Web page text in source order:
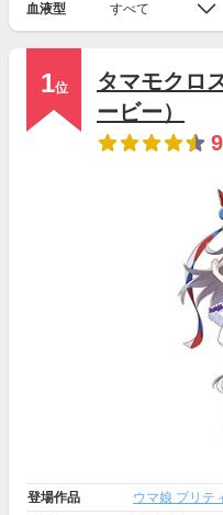
血液型 すべて
1位
タマモクロ
ービー）
登場作品
ウマ娘 プリテ